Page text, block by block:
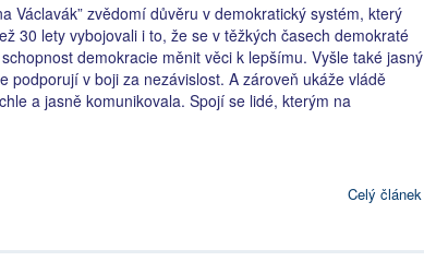
Václavák” zvědomí důvěru v demokratický systém, který
30 lety vybojovali i to, že se v těžkých časech demokraté
demokracie měnit věci k lepšímu. Vyšle také jasný
podporují v boji za nezávislost. A zároveň ukáže vládě
a jasně komunikovala. Spojí se lidé, kterým na
Celý článek